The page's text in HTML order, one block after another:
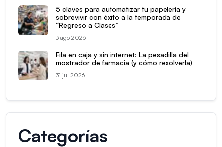
5 claves para automatizar tu papelería y
sobrevivir con éxito a la temporada de
“Regreso a Clases”
3 ago 2026
Fila en caja y sin internet: La pesadilla del
mostrador de farmacia (y cómo resolverla)
31 jul 2026
Categorías